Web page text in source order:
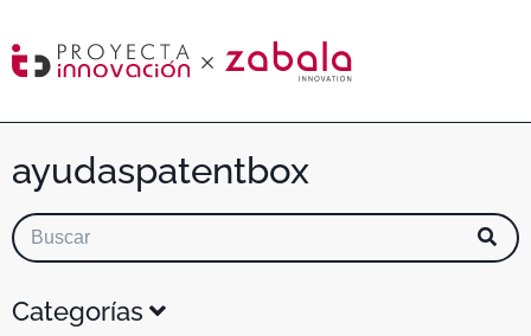
ayudaspatentbox
Categorías